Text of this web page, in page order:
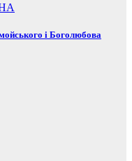
і Боголюбова